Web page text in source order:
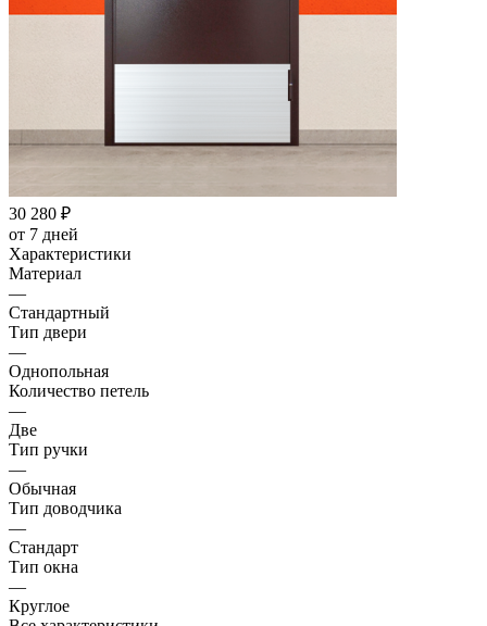
30 280 ₽
от 7 дней
Характеристики
Материал
—
Стандартный
Тип двери
—
Однопольная
Количество петель
—
Две
Тип ручки
—
Обычная
Тип доводчика
—
Стандарт
Тип окна
—
Круглое